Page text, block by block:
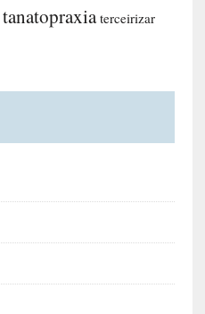
tanatopraxia terceirizar